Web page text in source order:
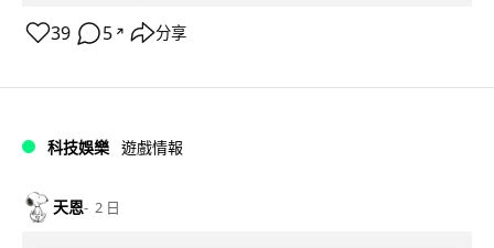
39 5 ↗ 分享
科技娛樂 遊戲情報
天恩 2 日